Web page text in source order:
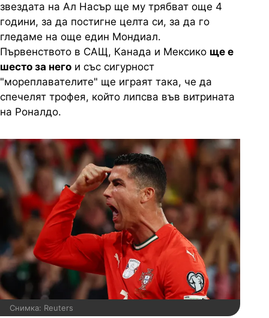
звездата на Ал Насър ще му трябват още 4
години, за да постигне целта си, за да го
гледаме на още един Мондиал.
Първенството в САЩ, Канада и Мексико ще е
шесто за него и със сигурност
"мореплавателите" ще играят така, че да
спечелят трофея, който липсва във витрината
на Роналдо.
Снимка: Reuters